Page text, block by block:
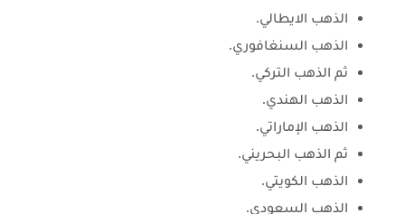
الذهب الايطالي.
الذهب السنغافوري.
ثم الذهب التركي.
الذهب الهندي.
الذهب الإماراتي.
ثم الذهب البحريني.
الذهب الكويتي.
الذهب السعودي.